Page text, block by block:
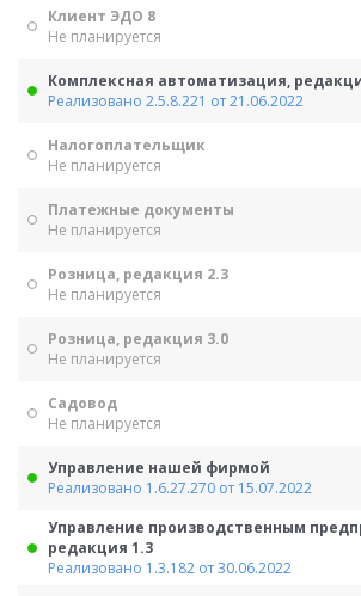
Клиент ЭДО 8
Не планируется
Комплексная автоматизация,
Реализовано 2.5.8.221 от 21.06.2022
Налогоплательщик
Не планируется
Платежные документы
Не планируется
Розница, редакция 2.3
Не планируется
Розница, редакция 3.0
Не планируется
Садовод
Не планируется
Управление нашей фирмой
Реализовано 1.6.27.270 от 15.07.2022
Управление производственным
редакция 1.3
Реализовано 1.3.182 от 30.06.2022